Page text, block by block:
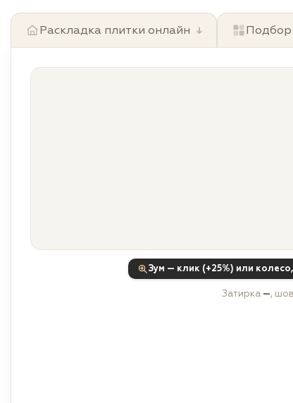
Раскладка плитки онлайн ↓ Подбор
Зум — клик (+25%) или
Затирка —, шов